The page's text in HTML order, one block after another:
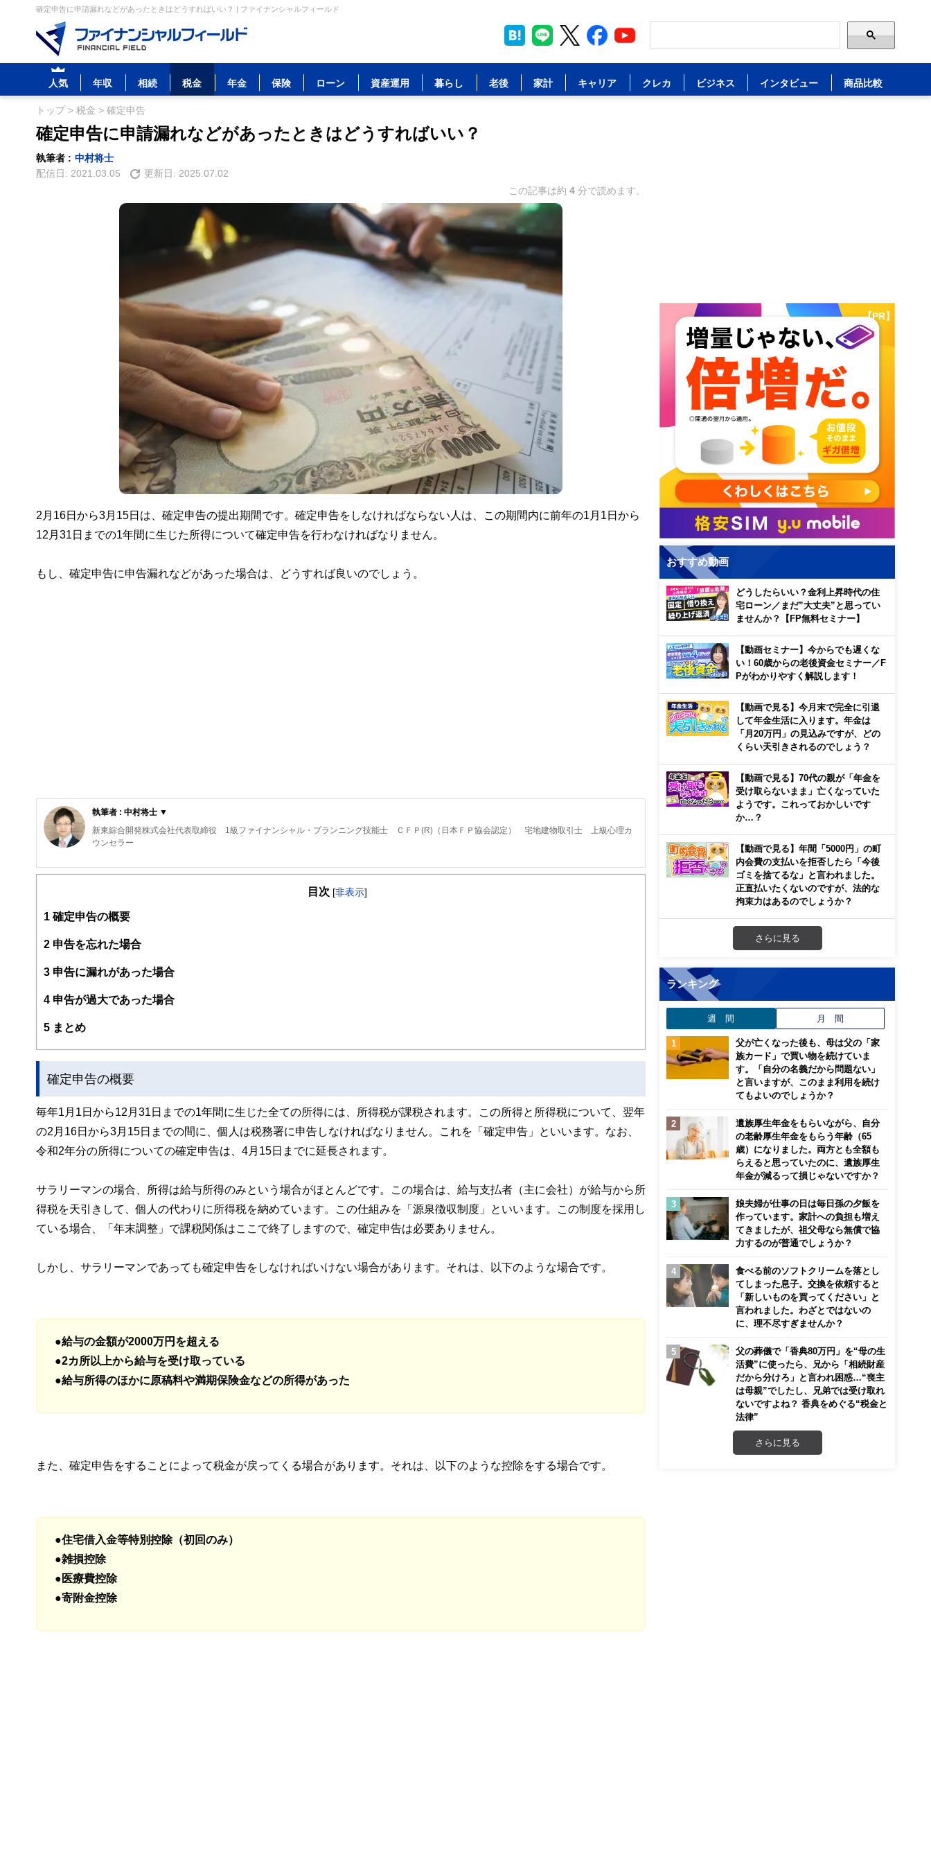
確定申告に申請漏れなどがあったときはどうすればいい？ | ファイナンシャルフィールド
人気 年収 相続 税金 年金 保険 ローン 資産運用 暮らし 老後 家計 キャリア クレカ ビジネス インタビュー 商品比較
トップ> 税金 > 確定申告
確定申告に申請漏れなどがあったときはどうすればいい？
執筆者 : 中村将士
配信日: 2021.03.05 更新日: 2025.07.02
この記事は約 4 分で読めます。
2月16日から3月15日は、確定申告の提出期間です。確定申告をしなければならない人は、この期間内に前年の1月1日から
12月31日までの1年間に生じた所得について確定申告を行わなければなりません。
もし、確定申告に申告漏れなどがあった場合は、どうすれば良いのでしょう。
執筆者 : 中村将士 ▼
新東綜合開発株式会社代表取締役 1級ファイナンシャル・プランニング技能士 ＣＦＰ(R)（日本ＦＰ協会認定） 宅地建物取引士 上級心理カ
ウンセラー
私がＦＰ相談を行うとき、一番優先していることは「あなたが前向きになれるかどうか」です。セミナーを行うときに、大事にしていることは
す。私は、そういった気持ちを何よりも大切に思っています。
目次 [非表示]
1 確定申告の概要
2 申告を忘れた場合
3 申告に漏れがあった場合
4 申告が過大であった場合
5 まとめ
確定申告の概要
毎年1月1日から12月31日までの1年間に生じた全ての所得には、所得税が課税されます。この所得と所得税について、翌年
の2月16日から3月15日までの間に、個人は税務署に申告しなければなりません。これを「確定申告」といいます。なお、
令和2年分の所得についての確定申告は、4月15日までに延長されます。
サラリーマンの場合、所得は給与所得のみという場合がほとんどです。この場合は、給与支払者（主に会社）が給与から所
得税を天引きして、個人の代わりに所得税を納めています。この仕組みを「源泉徴収制度」といいます。この制度を採用し
ている場合、「年末調整」で課税関係はここで終了しますので、確定申告は必要ありません。
しかし、サラリーマンであっても確定申告をしなければいけない場合があります。それは、以下のような場合です。
●給与の金額が2000万円を超える
●2カ所以上から給与を受け取っている
●給与所得のほかに原稿料や満期保険金などの所得があった
また、確定申告をすることによって税金が戻ってくる場合があります。それは、以下のような控除をする場合です。
●住宅借入金等特別控除（初回のみ）
●雑損控除
●医療費控除
●寄附金控除
【PR】
おすすめ動画
どうしたらいい？金利上昇時代の住
宅ローン／まだ”大丈夫”と思ってい
ませんか？【FP無料セミナー】
【動画セミナー】今からでも遅くな
い！60歳からの老後資金セミナー／F
Pがわかりやすく解説します！
【動画で見る】今月末で完全に引退
して年金生活に入ります。年金は
「月20万円」の見込みですが、どの
くらい天引きされるのでしょう？
【動画で見る】70代の親が「年金を
受け取らないまま」亡くなっていた
ようです。これっておかしいです
か…？
【動画で見る】年間「5000円」の町
内会費の支払いを拒否したら「今後
ゴミを捨てるな」と言われました。
正直払いたくないのですが、法的な
拘束力はあるのでしょうか？
さらに見る
ランキング
週 間 月 間
父が亡くなった後も、母は父の「家
族カード」で買い物を続けていま
す。「自分の名義だから問題ない」
と言いますが、このまま利用を続け
てもよいのでしょうか？
遺族厚生年金をもらいながら、自分
の老齢厚生年金をもらう年齢（65
歳）になりました。両方とも全額も
らえると思っていたのに、遺族厚生
年金が減るって損じゃないですか？
娘夫婦が仕事の日は毎日孫の夕飯を
作っています。家計への負担も増え
てきましたが、祖父母なら無償で協
力するのが普通でしょうか？
食べる前のソフトクリームを落とし
てしまった息子。交換を依頼すると
「新しいものを買ってください」と
言われました。わざとではないの
に、理不尽すぎませんか？
父の葬儀で「香典80万円」を“母の生
活費”に使ったら、兄から「相続財産
だから分けろ」と言われ困惑…“喪主
は母親”でしたし、兄弟では受け取れ
ないですよね？ 香典をめぐる“税金と
法律”
さらに見る